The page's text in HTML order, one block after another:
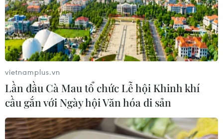
vietnamplus.vn
Lần đầu Cà Mau tổ chức Lễ hội Khinh khí
cầu gắn với Ngày hội Văn hóa di sản